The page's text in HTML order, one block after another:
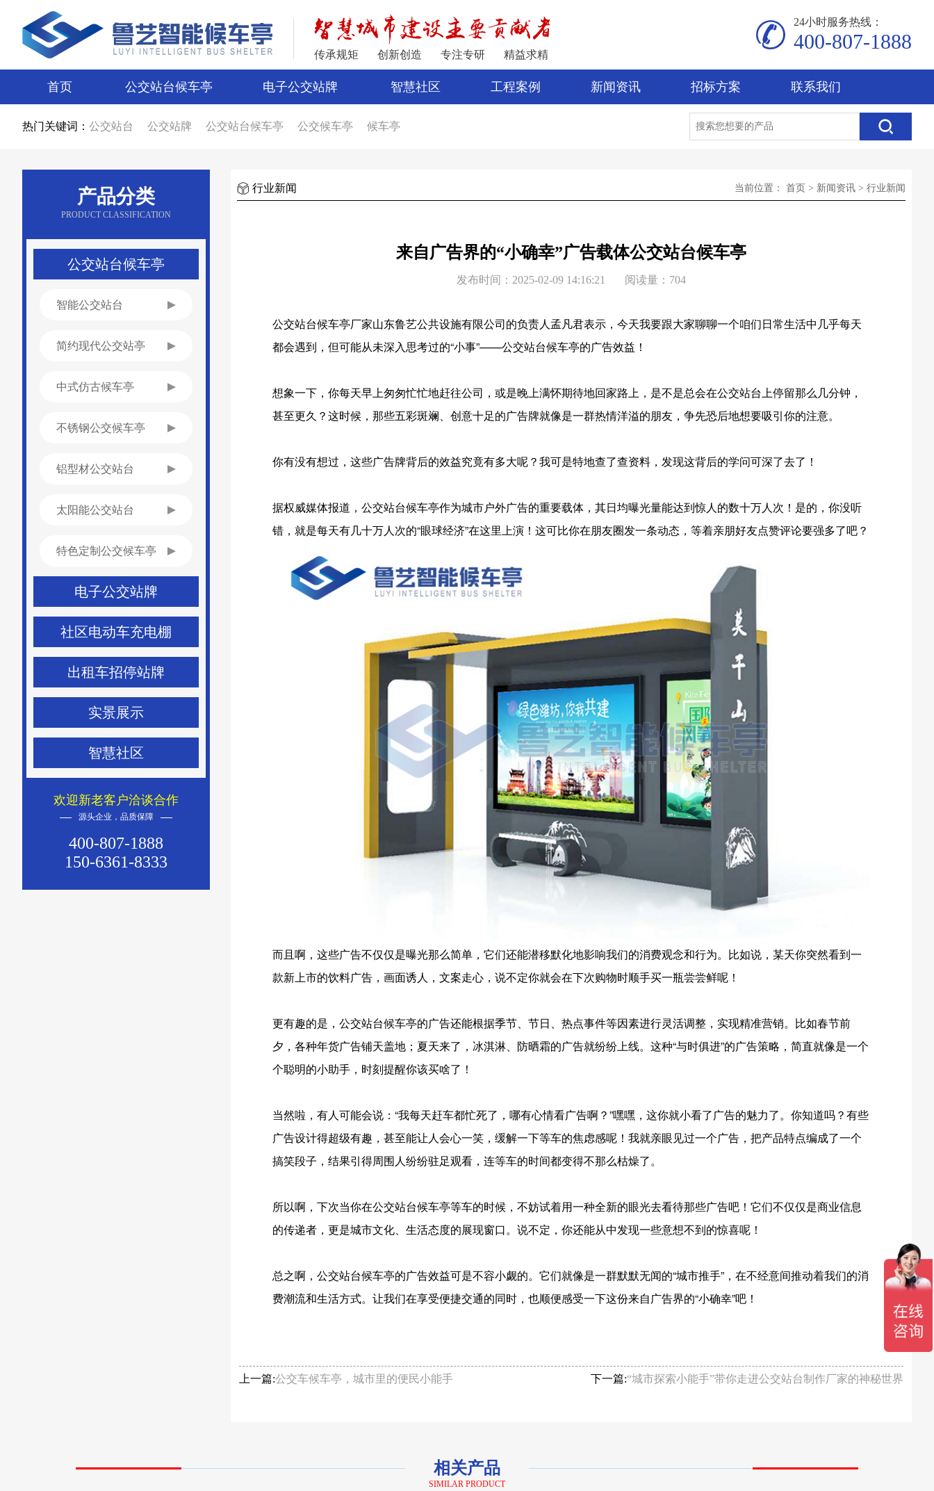
传承规矩 创新创造 专注专研 精益求精
24小时服务热线：
400-807-1888
首页 公交站台候车亭 电子公交站牌 智慧社区 工程案例 新闻资讯 招标方案 联系我们
热门关键词： 公交站台 公交站牌 公交站台候车亭 公交候车亭
候车亭
电子站牌厂家
公交站台厂家
候车亭图片
宿迁候车亭
宿迁电子站牌
电子站牌设计
公交站台设计
新款候车亭
新款电子站牌
公交站台报价
不锈钢候车亭
乡镇候车亭
公交站亭厂家
产品分类
PRODUCT CLASSIFICATION
公交站台候车亭
智能公交站台
简约现代公交站亭
中式仿古候车亭
不锈钢公交候车亭
铝型材公交站台
太阳能公交站台
特色定制公交候车亭
电子公交站牌
社区电动车充电棚
出租车招停站牌
实景展示
智慧社区
欢迎新老客户洽谈合作
源头企业，品质保障
400-807-1888
150-6361-8333
行业新闻 当前位置： 首页 > 新闻资讯 > 行业新闻
来自广告界的“小确幸”广告载体公交站台候车亭
发布时间：2025-02-09 14:16:21 阅读量：704
公交站台候车亭厂家山东鲁艺公共设施有限公司的负责人孟凡君表示，今天我要跟大家聊聊一个咱们日常生活中几乎每天
都会遇到，但可能从未深入思考过的“小事”——公交站台候车亭的广告效益！
想象一下，你每天早上匆匆忙忙地赶往公司，或是晚上满怀期待地回家路上，是不是总会在公交站台上停留那么几分钟，
甚至更久？这时候，那些五彩斑斓、创意十足的广告牌就像是一群热情洋溢的朋友，争先恐后地想要吸引你的注意。
你有没有想过，这些广告牌背后的效益究竟有多大呢？我可是特地查了查资料，发现这背后的学问可深了去了！
据权威媒体报道，公交站台候车亭作为城市户外广告的重要载体，其日均曝光量能达到惊人的数十万人次！是的，你没听
错，就是每天有几十万人次的“眼球经济”在这里上演！这可比你在朋友圈发一条动态，等着亲朋好友点赞评论要强多了吧？
而且啊，这些广告不仅仅是曝光那么简单，它们还能潜移默化地影响我们的消费观念和行为。比如说，某天你突然看到一
款新上市的饮料广告，画面诱人，文案走心，说不定你就会在下次购物时顺手买一瓶尝尝鲜呢！
更有趣的是，公交站台候车亭的广告还能根据季节、节日、热点事件等因素进行灵活调整，实现精准营销。比如春节前
夕，各种年货广告铺天盖地；夏天来了，冰淇淋、防晒霜的广告就纷纷上线。这种“与时俱进”的广告策略，简直就像是一个
个聪明的小助手，时刻提醒你该买啥了！
当然啦，有人可能会说：“我每天赶车都忙死了，哪有心情看广告啊？”嘿嘿，这你就小看了广告的魅力了。你知道吗？有些
广告设计得超级有趣，甚至能让人会心一笑，缓解一下等车的焦虑感呢！我就亲眼见过一个广告，把产品特点编成了一个
搞笑段子，结果引得周围人纷纷驻足观看，连等车的时间都变得不那么枯燥了。
所以啊，下次当你在公交站台候车亭等车的时候，不妨试着用一种全新的眼光去看待那些广告吧！它们不仅仅是商业信息
的传递者，更是城市文化、生活态度的展现窗口。说不定，你还能从中发现一些意想不到的惊喜呢！
总之啊，公交站台候车亭的广告效益可是不容小觑的。它们就像是一群默默无闻的“城市推手”，在不经意间推动着我们的消
费潮流和生活方式。让我们在享受便捷交通的同时，也顺便感受一下这份来自广告界的“小确幸”吧！
上一篇:公交车候车亭，城市里的便民小能手 下一篇:“城市探索小能手”带你走进公交站台制作厂家的神秘世界
相关产品
SIMILAR PRODUCT